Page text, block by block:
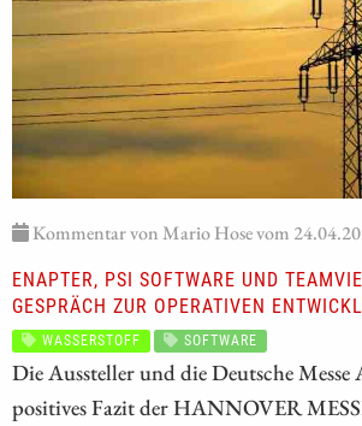
Kommentar von Mario Hose vom
ENAPTER, PSI SOFTWARE UND
GESPRÄCH ZUR OPERATIVEN
WASSERSTOFF SOFTWARE
Die Aussteller und die Deutsche Messe
positives Fazit der HANNOVER